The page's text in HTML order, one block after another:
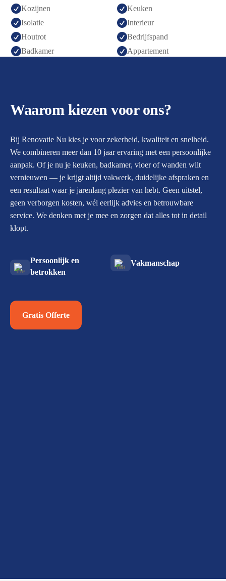
Kozijnen Keuken
Isolatie Interieur
Houtrot Bedrijfspand
Badkamer Appartement
Waarom kiezen voor ons?
Bij Renovatie Nu kies je voor zekerheid, kwaliteit en snelheid.
We combineren meer dan 10 jaar ervaring met een persoonlijke
aanpak. Of je nu je keuken, badkamer, vloer of wanden wilt
vernieuwen — je krijgt altijd vakwerk, duidelijke afspraken en
een resultaat waar je jarenlang plezier van hebt. Geen uitstel,
geen verborgen kosten, wél eerlijk advies en betrouwbare
service. We denken met je mee en zorgen dat alles tot in detail
klopt.
Vakmanschap
Persoonlijk en
betrokken
Gratis Offerte